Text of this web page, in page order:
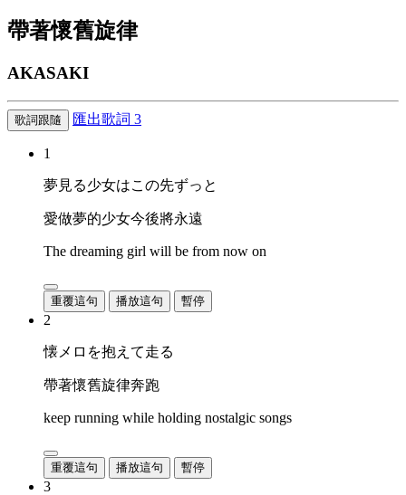
帶著懷舊旋律
AKASAKI
歌詞跟隨 匯出歌詞 3
1
夢見る少女はこの先ずっと
愛做夢的少女今後將永遠
The dreaming girl will be from now on
重覆這句 播放這句 暫停
2
懐メロを抱えて走る
帶著懷舊旋律奔跑
keep running while holding nostalgic songs
重覆這句 播放這句 暫停
3